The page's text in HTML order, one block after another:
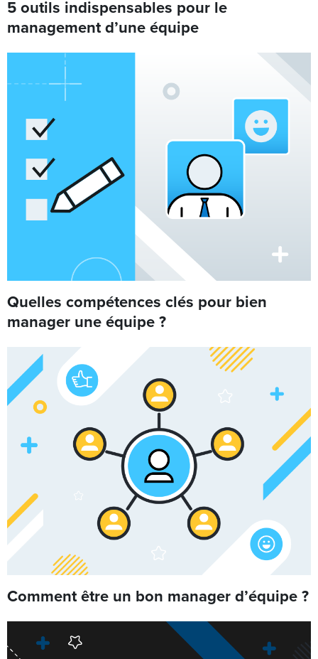
5 outils indispensables pour le
management d’une équipe
Quelles compétences clés pour bien
manager une équipe ?
Comment être un bon manager d’équipe ?